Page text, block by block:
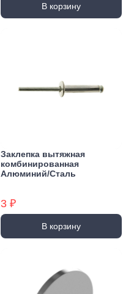
В корзину
Заклепка вытяжная
комбинированная
Алюминий/Сталь
3 ₽
В корзину